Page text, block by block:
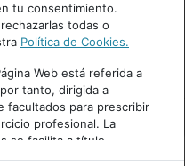
Cancelar
tu consentimiento.
todas o
Política de Cookies.
Web está referida a
tanto, dirigida a
facultados para prescribir
profesional. La
se facilita a título
de los